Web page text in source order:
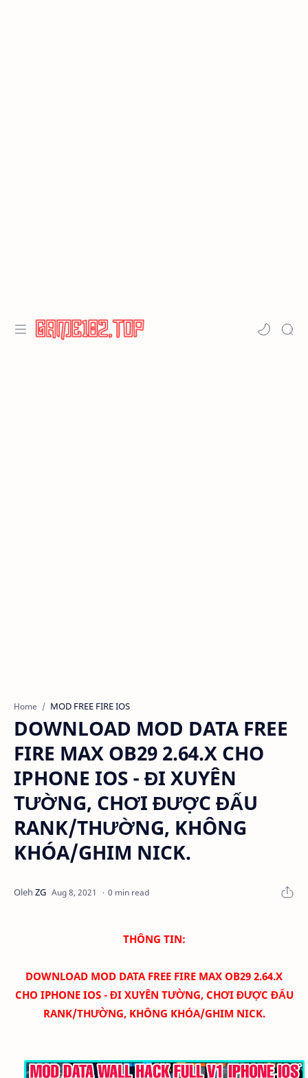
Home MOD FREE FIRE IOS
DOWNLOAD MOD DATA FREE
FIRE MAX OB29 2.64.X CHO
IPHONE IOS - ĐI XUYÊN
TƯỜNG, CHƠI ĐƯỢC ĐẤU
RANK/THƯỜNG, KHÔNG
KHÓA/GHIM NICK.
0 min read
THÔNG TIN:
DOWNLOAD MOD DATA FREE FIRE MAX OB29 2.64.X
CHO IPHONE IOS - ĐI XUYÊN TƯỜNG, CHƠI ĐƯỢC ĐẤU
RANK/THƯỜNG, KHÔNG KHÓA/GHIM NICK.